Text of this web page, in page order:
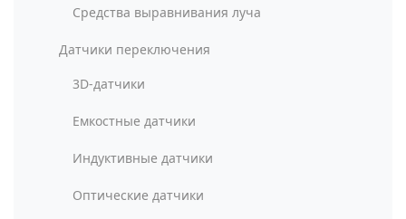
Средства выравнивания луча
Датчики переключения
3D-датчики
Емкостные датчики
Индуктивные датчики
Оптические датчики